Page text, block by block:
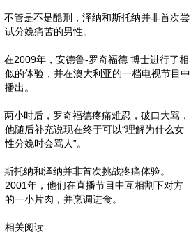
不管是不是酷刑，泽纳和斯托纳并非首次尝
试分娩痛苦的男性。
在2009年，安德鲁-罗奇福德 博士进行了相
似的体验，并在澳大利亚的一档电视节目中
播出。
两小时后，罗奇福德疼痛难忍，破口大骂，
他随后补充说现在终于可以“理解为什么女
性分娩时会骂人”。
斯托纳和泽纳并非首次挑战疼痛体验。
2001年，他们在直播节目中互相割下对方
的一小片肉，并烹调进食。
相关阅读